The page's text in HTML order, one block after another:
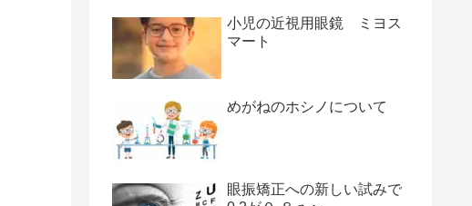
小児の近視用眼鏡 ミヨス
マート
めがねのホシノについて
眼振矯正への新しい試みで